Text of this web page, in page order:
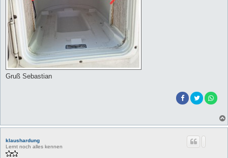
Gruß Sebastian
klaushardung
Lernt noch alles kennen